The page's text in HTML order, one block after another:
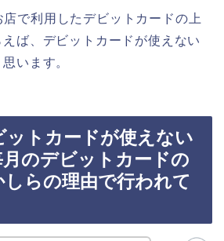
で利用したデビットカードの上
ば、デビットカードが使えない
います。
トカードが使えない
のデビットカードの
らの理由で行われて